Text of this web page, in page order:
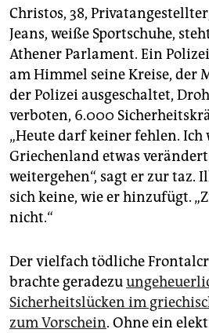
Christos, 38,
Jeans, weiße Sportschuhe,
Athener Parlament. Ein
am Himmel seine Kreise, der
der Polizei ausgeschaltet,
verboten, 6.000
„Heute darf keiner fehlen. Ich
Griechenland etwas
weitergehen“, sagt er zur taz.
sich keine, wie er hinzufügt.
nicht.“
Der vielfach tödliche
brachte geradezu
Sicherheitslücken im
zum Vorschein. Ohne ein